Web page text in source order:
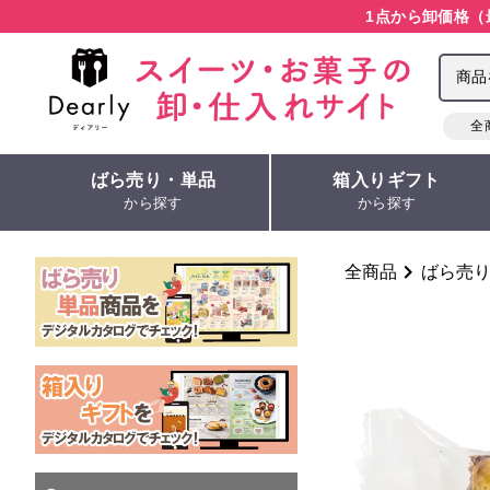
1点から卸価格
全
ばら売り・単品
から探す
箱入りギフト
から探す
全商品 ばら売